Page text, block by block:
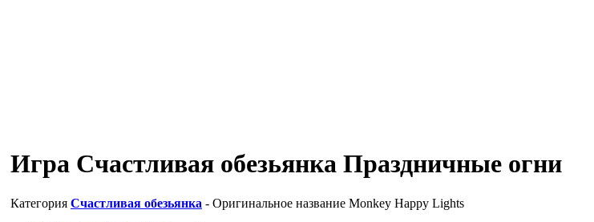
Игра Счастливая обезьянка Праздничные огни
Категория Счастливая обезьянка - Оригинальное название Monkey Happy Lights